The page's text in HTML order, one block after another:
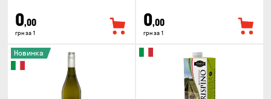
0,00
грн за 1
0,00
грн за 1
Новинка